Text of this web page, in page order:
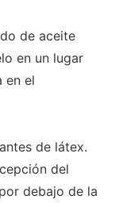
de aceite
en un lugar
en el
de látex.
del
debajo de la